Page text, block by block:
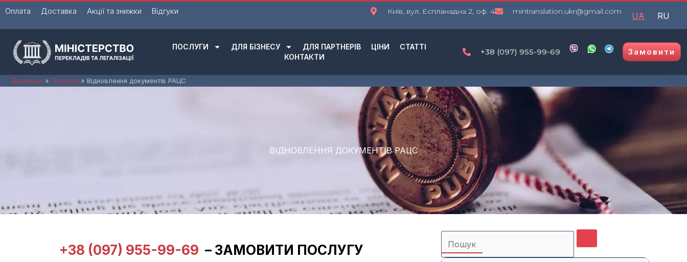
Перейти
Оплата Доставка Акції та знижки Відгуки Київ, вул. Еспланадна 2, оф. 4 mintranslation.ukr@gmail.com UA RU
ПОСЛУГИ ДЛЯ БІЗНЕСУ ДЛЯ ПАРТНЕРІВ ЦІНИ
СТАТТІ
КОНТАКТИ
+38 (097) 955-99-69 Замовити
Домашня Послуги Відновлення документів РАЦС
ВІДНОВЛЕННЯ ДОКУМЕНТІВ РАЦС
+38 (097) 955-99-69 – ЗАМОВИТИ ПОСЛУГУ
Search
for: